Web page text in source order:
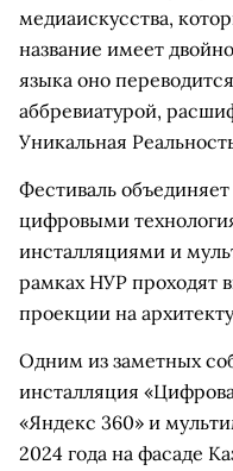
медиаискусства,
название имеет
языка оно
аббревиатурой,
Уникальная
Фестиваль
цифровыми
инсталляциями и
рамках НУР проходят
проекции на
Одним из заметных
инсталляция
«Яндекс 360» и
2024 года на фасаде